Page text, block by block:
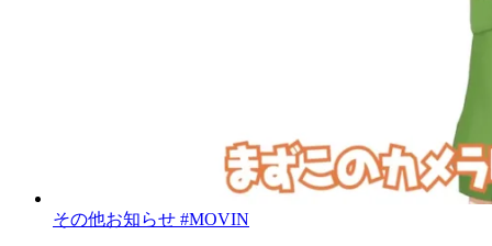
その他お知らせ #MOVIN